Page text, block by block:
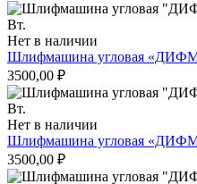
Нет в наличии
Шлифмашина угловая
3500,00 ₽
Нет в наличии
Шлифмашина угловая
3500,00 ₽